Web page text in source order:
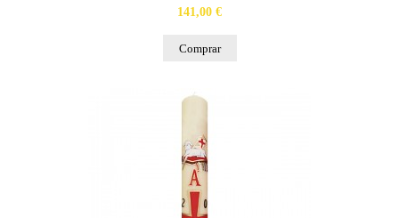
141,00 €
Comprar